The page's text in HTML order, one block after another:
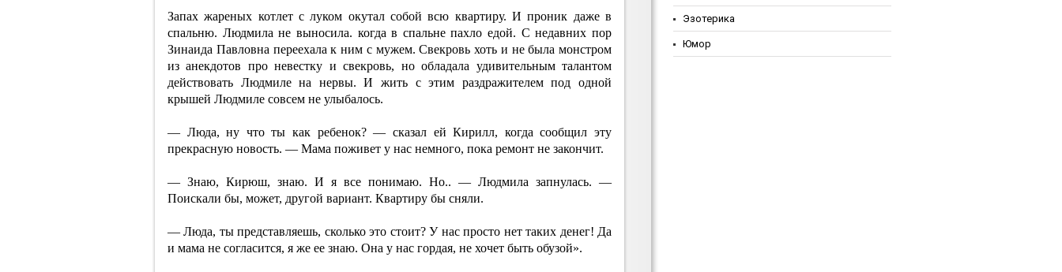
Запах жареных котлет с луком окутал собой всю квартиру. И проник даже в
спальню. Людмила не выносила. когда в спальне пахло едой. С недавних пор
Зинаида Павловна переехала к ним с мужем. Свекровь хоть и не была монстром
из анекдотов про невестку и свекровь, но обладала удивительным талантом
действовать Людмиле на нервы. И жить с этим раздражителем под одной
крышей Людмиле совсем не улыбалось.
— Люда, ну что ты как ребенок? — сказал ей Кирилл, когда сообщил эту
прекрасную новость. — Мама поживет у нас немного, пока ремонт не закончит.
— Знаю, Кирюш, знаю. И я все понимаю. Но.. — Людмила запнулась. —
Поискали бы, может, другой вариант. Квартиру бы сняли.
— Люда, ты представляешь, сколько это стоит? У нас просто нет таких денег! Да
и мама не согласится, я же ее знаю. Она у нас гордая, не хочет быть обузой».
Эзотерика
Юмор